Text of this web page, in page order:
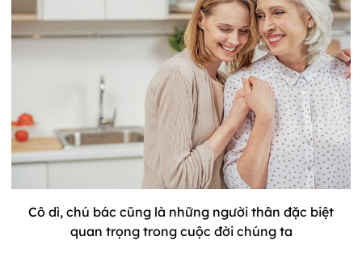
Cô dì, chú bác cũng là những người thân đặc biệt
quan trọng trong cuộc đời chúng ta